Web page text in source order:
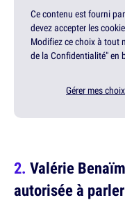
Ce contenu est fourni
devez accepter les
Modifiez ce choix à tout
de la Confidentialité" en
Gérer mes choix
Valérie
autorisée à